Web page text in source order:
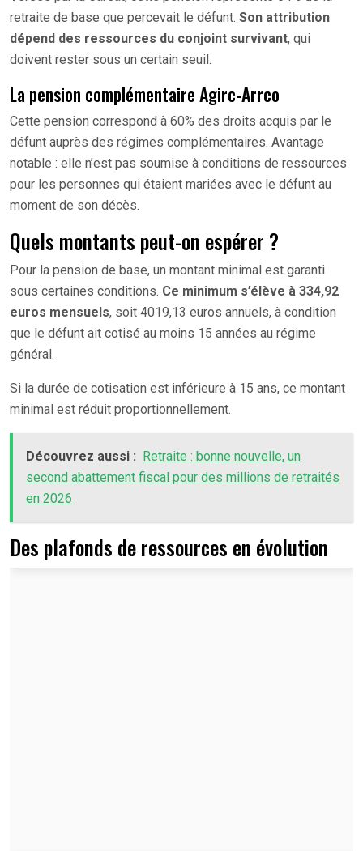
retraite de base que percevait le défunt. Son attribution
dépend des ressources du conjoint survivant, qui
doivent rester sous un certain seuil.
La pension complémentaire Agirc-Arrco
Cette pension correspond à 60% des droits acquis par le
défunt auprès des régimes complémentaires. Avantage
notable : elle n’est pas soumise à conditions de ressources
pour les personnes qui étaient mariées avec le défunt au
moment de son décès.
Quels montants peut-on espérer ?
Pour la pension de base, un montant minimal est garanti
sous certaines conditions. Ce minimum s’élève à 334,92
euros mensuels, soit 4019,13 euros annuels, à condition
que le défunt ait cotisé au moins 15 années au régime
général.
Si la durée de cotisation est inférieure à 15 ans, ce montant
minimal est réduit proportionnellement.
Découvrez aussi : Retraite : bonne nouvelle, un
second abattement fiscal pour des millions de retraités
en 2026
Des plafonds de ressources en évolution